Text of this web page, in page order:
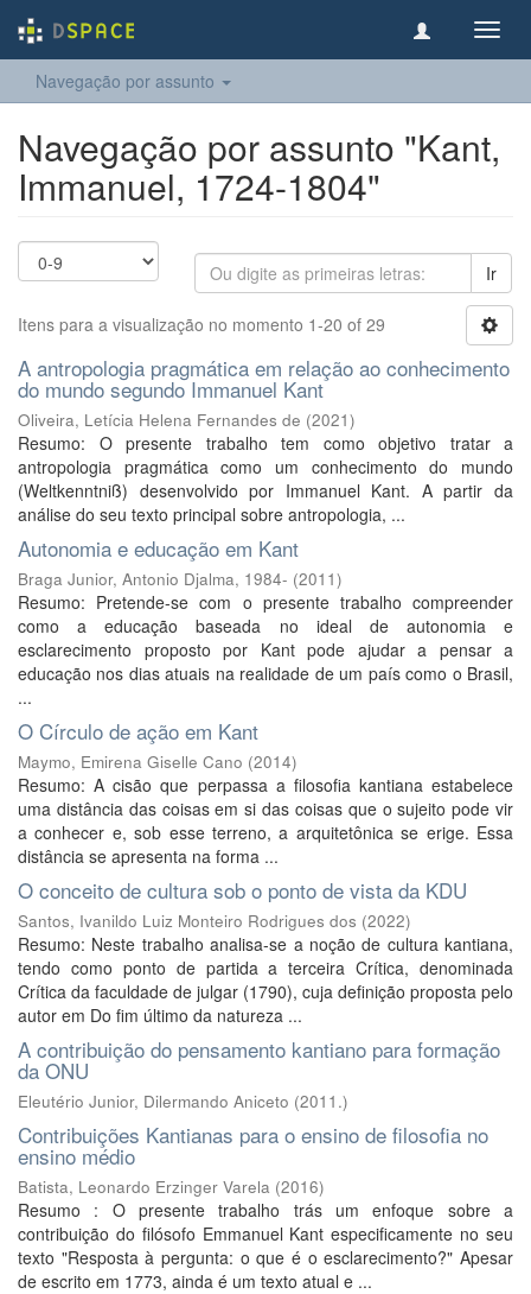
Navegação por assunto
Navegação por assunto "Kant,
Immanuel, 1724-1804"
Ir
Itens para a visualização no momento 1-20 of 29
A antropologia pragmática em relação ao conhecimento
do mundo segundo Immanuel Kant
Oliveira, Letícia Helena Fernandes de (2021)
Resumo: O presente trabalho tem como objetivo tratar a
antropologia pragmática como um conhecimento do mundo
(Weltkenntniß) desenvolvido por Immanuel Kant. A partir da
análise do seu texto principal sobre antropologia, ...
Autonomia e educação em Kant
Braga Junior, Antonio Djalma, 1984- (2011)
Resumo: Pretende-se com o presente trabalho compreender
como a educação baseada no ideal de autonomia e
esclarecimento proposto por Kant pode ajudar a pensar a
educação nos dias atuais na realidade de um país como o Brasil,
...
O Círculo de ação em Kant
Maymo, Emirena Giselle Cano (2014)
Resumo: A cisão que perpassa a filosofia kantiana estabelece
uma distância das coisas em si das coisas que o sujeito pode vir
a conhecer e, sob esse terreno, a arquitetônica se erige. Essa
distância se apresenta na forma ...
O conceito de cultura sob o ponto de vista da KDU
Santos, Ivanildo Luiz Monteiro Rodrigues dos (2022)
Resumo: Neste trabalho analisa-se a noção de cultura kantiana,
tendo como ponto de partida a terceira Crítica, denominada
Crítica da faculdade de julgar (1790), cuja definição proposta pelo
autor em Do fim último da natureza ...
A contribuição do pensamento kantiano para formação
da ONU
Eleutério Junior, Dilermando Aniceto (2011.)
Contribuições Kantianas para o ensino de filosofia no
ensino médio
Batista, Leonardo Erzinger Varela (2016)
Resumo : O presente trabalho trás um enfoque sobre a
contribuição do filósofo Emmanuel Kant especificamente no seu
texto "Resposta à pergunta: o que é o esclarecimento?" Apesar
de escrito em 1773, ainda é um texto atual e ...